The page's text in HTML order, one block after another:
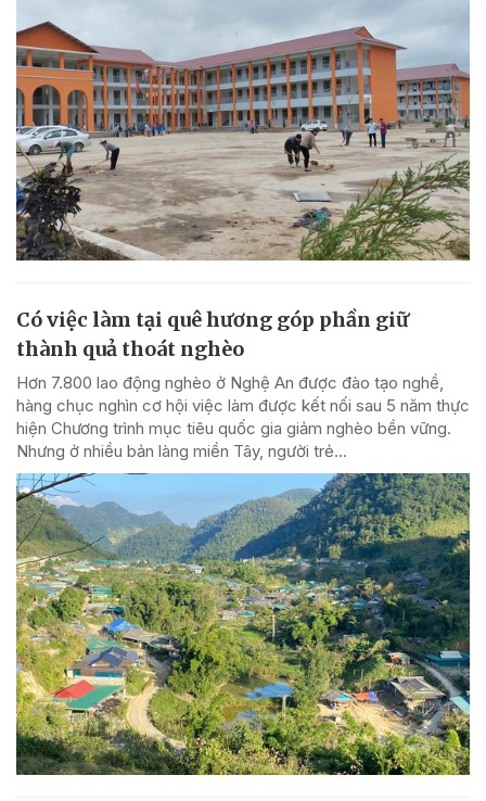
Có việc làm tại quê hương góp phần giữ
thành quả thoát nghèo
Hơn 7.800 lao động nghèo ở Nghệ An được đào tạo nghề,
hàng chục nghìn cơ hội việc làm được kết nối sau 5 năm thực
hiện Chương trình mục tiêu quốc gia giảm nghèo bền vững.
Nhưng ở nhiều bản làng miền Tây, người trẻ...